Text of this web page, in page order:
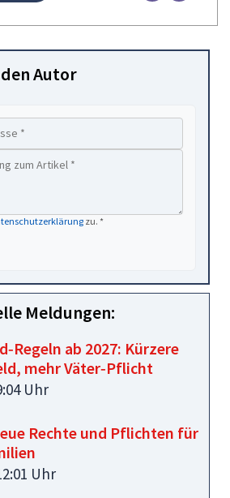
Autor
zu. *
Meldungen:
ab 2027: Kürzere
mehr Väter‑Pflicht
Uhr
Rechte und Pflichten für
Uhr